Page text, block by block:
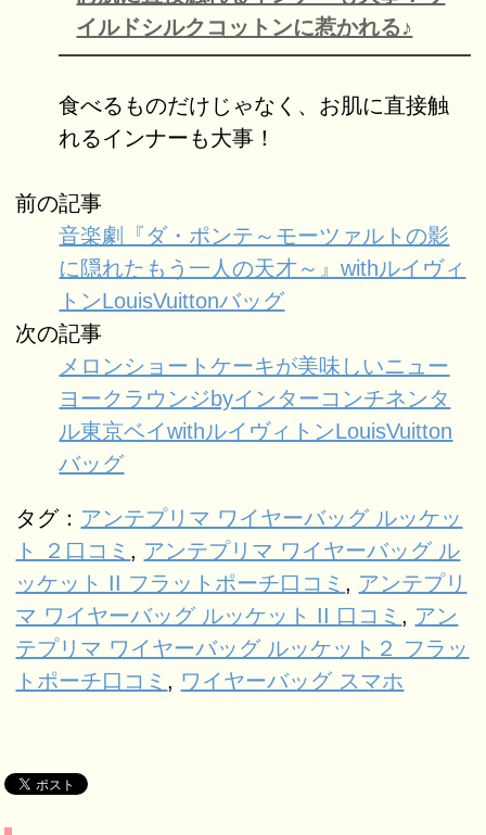
イルドシルクコットンに惹かれる♪
食べるものだけじゃなく、お肌に直接触
れるインナーも大事！
前の記事
音楽劇『ダ・ポンテ～モーツァルトの影
に隠れたもう一人の天才～』withルイヴィ
トンLouisVuittonバッグ
次の記事
メロンショートケーキが美味しいニュー
ヨークラウンジbyインターコンチネンタ
ル東京ベイwithルイヴィトンLouisVuitton
バッグ
タグ： アンテプリマ ワイヤーバッグ ルッケッ
ト ２口コミ , アンテプリマ ワイヤーバッグ ル
ッケット II フラットポーチ口コミ , アンテプリ
マ ワイヤーバッグ ルッケット II 口コミ , アン
テプリマ ワイヤーバッグ ルッケット２ フラッ
トポーチ口コミ , ワイヤーバッグ スマホ